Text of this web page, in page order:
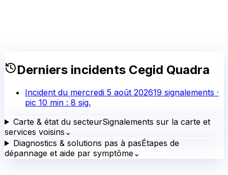
Derniers incidents Cegid Quadra
Incident du mercredi 5 août 202619 signalements ·
pic 10 min : 8 sig.
Carte & état du secteurSignalements sur la carte et
services voisins ⌄
Diagnostics & solutions pas à pasÉtapes de
dépannage et aide par symptôme⌄